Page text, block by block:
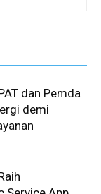
dan Pemda
demi